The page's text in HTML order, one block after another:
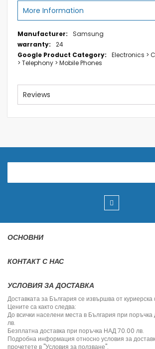
More Information
More
Information
Samsung
24
Electronics >
> Telephony > Mobile Phones
Reviews
S
g
o
O
N
s
e
t
t
e
r
:
ОСНОВНИ
КОНТАКТ С НАС
УСЛОВИЯ ЗА ДОСТАВКА
Доставката за България се извършва от
Цените са както следва:
До всички населени места в България при
лв.
Безплатна доставка при поръчка НАД 70.00 лв.
Подробна информация относно условия за
прочетете в "Условия за ползване".